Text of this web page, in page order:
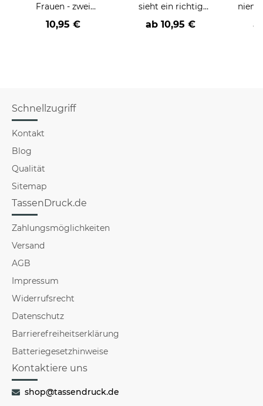
Frauen - zwei
Farbvarianten
10,95 €
sieht ein richtig
cooler -BERUF- aus
ab 10,95 €
Schnellzugriff
Kontakt
Blog
Qualität
Sitemap
TassenDruck.de
Zahlungsmöglichkeiten
Versand
AGB
Impressum
Widerrufsrecht
Datenschutz
Barrierefreiheitserklärung
Batteriegesetzhinweise
Kontaktiere uns
shop@tassendruck.de